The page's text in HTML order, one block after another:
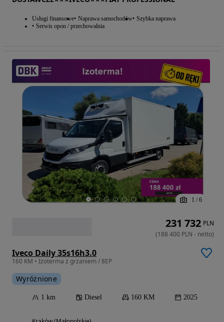
Usługi finansowe Naprawa samochodów Szybka naprawa
Serwis opon / przechowalnia
1 / 6
Iveco Daily 35s16h3.0
160 KM • Izoterma z grzaniem / 8EP
Wyróżnione
1 km Diesel 160 KM 2025
231 732 PLN
(188 400 PLN - netto)